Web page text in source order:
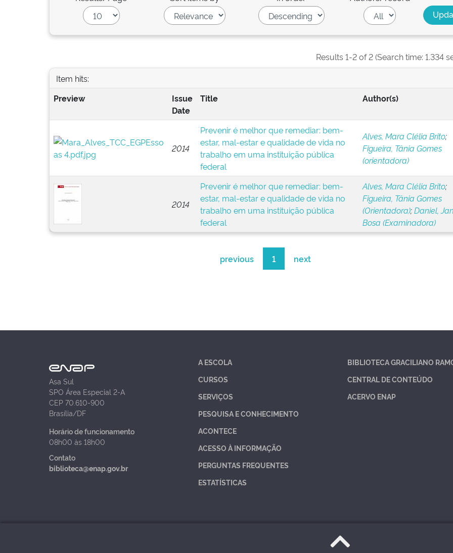
Results 1-2 of 2 (Search time: 1.334
Item hits:
Preview
Issue
Date
Title Author(s)
2014
Prevenir é melhor que remediar: bem-
estar, mal-estar e qualidade de vida no
trabalho em uma instituição pública
federal
Alves, Mara Clélia Brito;
Figueira, Tânia Gomes
(orientadora)
2014
Prevenir é melhor que remediar: bem-
estar, mal-estar e qualidade de vida no
trabalho em uma instituição pública
federal
Alves, Mara Clélia Brito;
Figueira, Tânia Gomes
(Orientadora);Daniel,
Bosa (Examinadora)
previous 1 next
Asa Sul
SPO Área Especial 2-A
CEP 70.610-900
Brasília/DF
Horário de funcionamento
08h00 às 18h00
Contato
biblioteca@enap.gov.br
A ESCOLA
CURSOS
SERVIÇOS
PESQUISA E CONHECIMENTO
ACONTECE
ACESSO À INFORMAÇÃO
PERGUNTAS FREQUENTES
ESTATÍSTICAS
BIBLIOTECA GRACILIANO
CENTRAL DE CONTEÚDO
ACERVO ENAP